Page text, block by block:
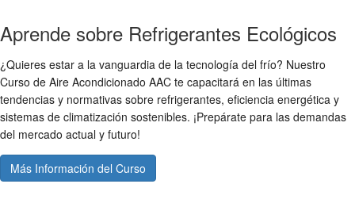
Aprende sobre Refrigerantes Ecológicos
¿Quieres estar a la vanguardia de la tecnología del frío? Nuestro
Curso de Aire Acondicionado AAC te capacitará en las últimas
tendencias y normativas sobre refrigerantes, eficiencia energética y
sistemas de climatización sostenibles. ¡Prepárate para las demandas
del mercado actual y futuro!
Más Información del Curso